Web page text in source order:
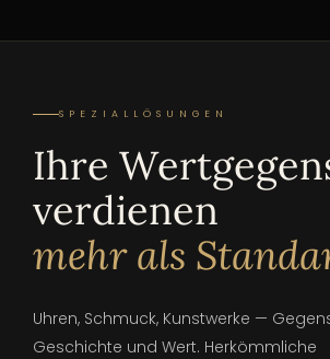
SPEZIALLÖSUNGEN
Ihre
verdienen
mehr als
Uhren, Schmuck, Kunstwerke —
Geschichte und Wert. Herkömmliche